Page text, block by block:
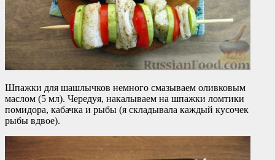
Шпажки для шашлычков немного смазываем оливковым
маслом (5 мл). Чередуя, накалываем на шпажки ломтики
помидора, кабачка и рыбы (я складывала каждый кусочек
рыбы вдвое).